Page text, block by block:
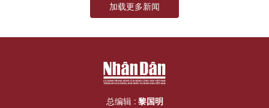
加载更多新闻
总编辑 : 黎国明